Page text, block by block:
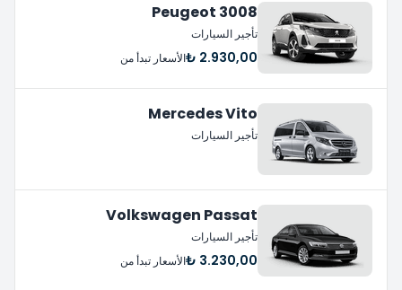
Peugeot 3008
تأجير السيارات
2.930,00 ₺ الأسعار تبدأ من
Mercedes Vito
تأجير السيارات
Volkswagen Passat
تأجير السيارات
3.230,00 ₺ الأسعار تبدأ من